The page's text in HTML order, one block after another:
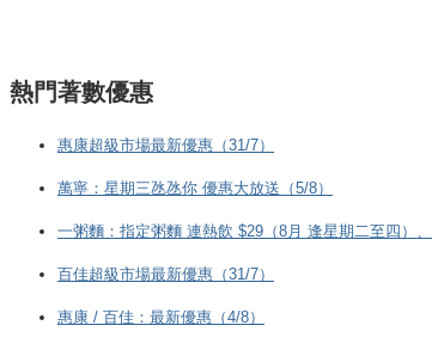
熱門著數優惠
惠康超級市場最新優惠（31/7）
萬寧：星期三氹氹你 優惠大放送（5/8）
一粥麵：指定粥麵 連熱飲 $29（8月 逢星期二至四）、
百佳超級市場最新優惠（31/7）
惠康 / 百佳：最新優惠（4/8）